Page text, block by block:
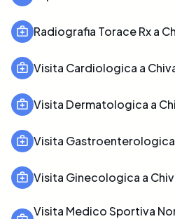
Radiografia Torace Rx a
Visita Cardiologica a
Visita Dermatologica a
Visita Gastroenterologica
Visita Ginecologica a
Visita Medico Sportiva